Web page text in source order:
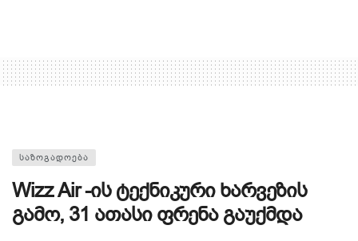
ᲡᲐᲖᲝᲒᲐᲓᲝᲔᲑᲐ
Wizz Air -ის ტექნიკური ხარვეზის
გამო, 31 ათასი ფრენა გაუქმდა